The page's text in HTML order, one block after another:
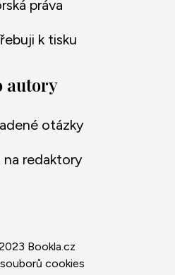
práva
k tisku
autory
otázky
na redaktory
Bookla.cz
cookies